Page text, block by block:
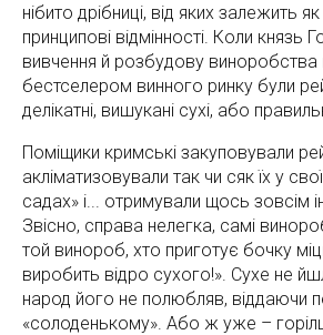
нібито дрібниці, від яких залежить як
принципові відмінності. Коли князь
вивчення й розбудову виноробства
бестселером винного ринку були
делікатні, вишукані сухі, або
Поміщики кримські закуповували
акліматизовували так чи сяк їх у
садах» і... отримували щось зовсім
Звісно, справа нелегка, самі
той винороб, хто приготує бочку
виробить відро сухого!». Сухе не
народ його не полюбляв, віддаючи
«солоденькому». Або ж уже –